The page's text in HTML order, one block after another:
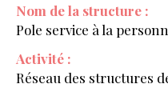
Nom de la structure :
Pole service à la
Activité :
Réseau des structures